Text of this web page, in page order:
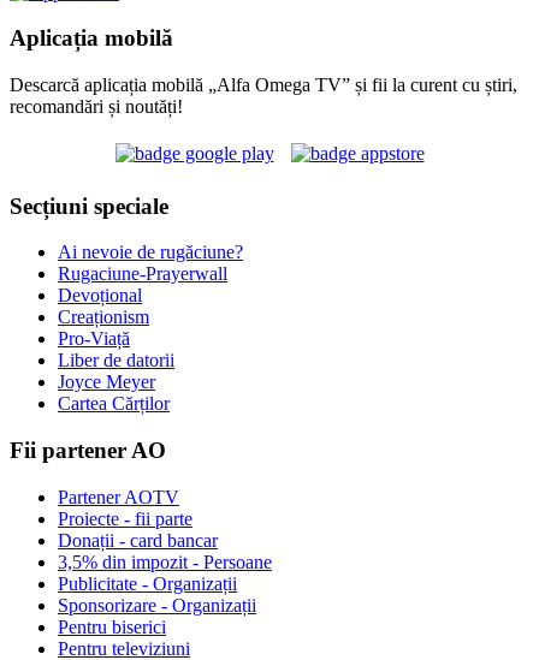
Aplicația mobilă
Descarcă aplicația mobilă „Alfa Omega TV” și fii la curent cu știri,
recomandări și noutăți!
Secțiuni speciale
Ai nevoie de rugăciune?
Rugaciune-Prayerwall
Devoțional
Creaționism
Pro-Viață
Liber de datorii
Joyce Meyer
Cartea Cărților
Fii partener AO
Partener AOTV
Proiecte - fii parte
Donații - card bancar
3,5% din impozit - Persoane
Publicitate - Organizații
Sponsorizare - Organizații
Pentru biserici
Pentru televiziuni